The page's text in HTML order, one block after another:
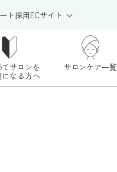
ト採用ECサイト
てサロンを
になる方へ
サロンケア一覧